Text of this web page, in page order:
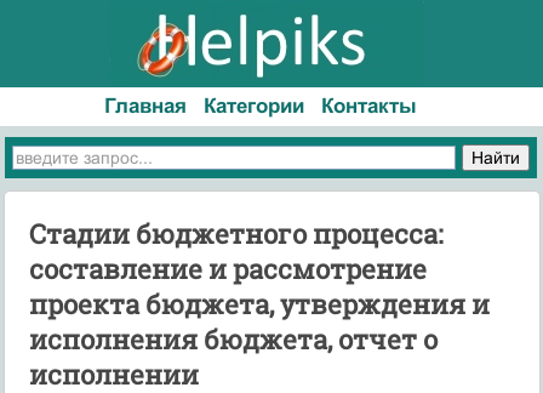
Главная Категории Контакты
Стадии бюджетного процесса:
составление и рассмотрение
проекта бюджета, утверждения и
исполнения бюджета, отчет о
исполнении